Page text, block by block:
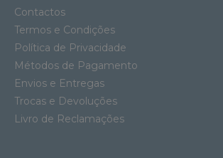
Contactos
Termos e Condições
Política de Privacidade
Métodos de Pagamento
Envios e Entregas
Trocas e Devoluções
Livro de Reclamações